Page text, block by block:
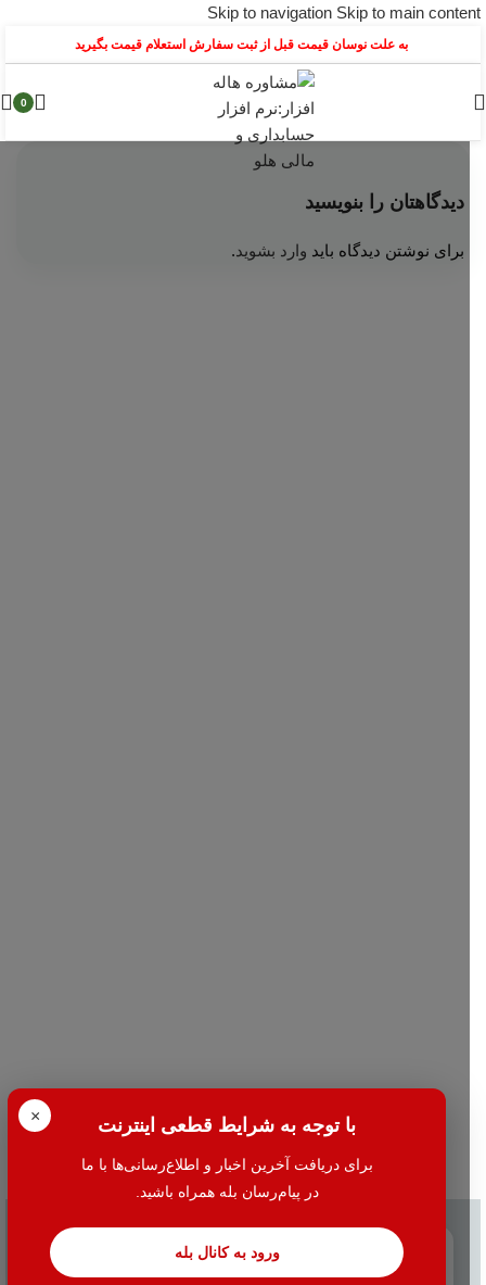
Skip to navigation Skip to main content
به علت نوسان قیمت قبل از ثبت سفارش استعلام قیمت بگیرید
0
× با توجه به شرایط قطعی اینترنت
برای دریافت آخرین اخبار و اطلاع‌رسانی‌ها با ما
در پیام‌رسان بله همراه باشید.
ورود به کانال بله
دیدگاهتان را بنویسید
برای نوشتن دیدگاه باید وارد بشوید .
تماس با ما